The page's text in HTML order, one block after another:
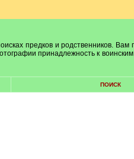
предков и родственников. Вам
принадлежность к
ПОИСК